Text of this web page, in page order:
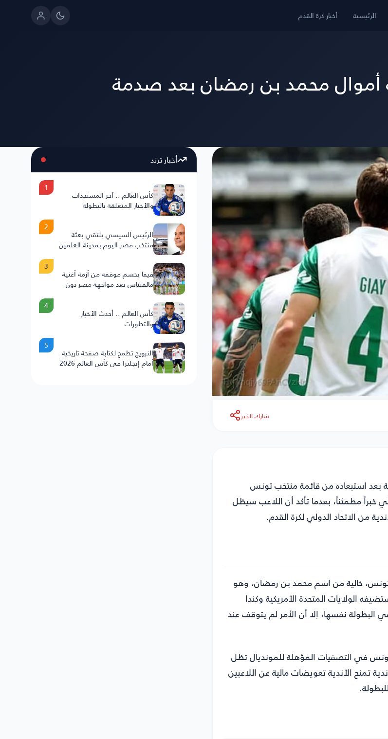
الرئيسية أخبار كرة القدم
أموال محمد بن رمضان بعد صدمة
شارك الخبر
استبعاده من قائمة منتخب تونس
للنادي الأهلي خبراً مطمئناً، بعدما تأكد أن اللاعب سيظل
من الاتحاد الدولي لكرة القدم.
تونس، خالية من اسم محمد بن رمضان، وهو
الولايات المتحدة الأمريكية وكندا
نفسها، إلا أن الأمر لم يتوقف عند
في التصفيات المؤهلة للمونديال تظل
تمنح الأندية تعويضات مالية عن اللاعبين
أخبار ترند
كأس العالم .. آخر المستجدات
والأخبار المتعلقة بالبطولة
1
الرئيس السيسي يلتقي بعثة
منتخب مصر اليوم بمدينة العلمين
2
فيفا يحسم موقفه من أزمة أغنية
مالفيناس بعد مواجهة مصر دون
3
كأس العالم .. أحدث الأخبار
والتطورات
4
النرويج تطمح لكتابة صفحة تاريخية
أمام إنجلترا في كأس العالم 2026
5